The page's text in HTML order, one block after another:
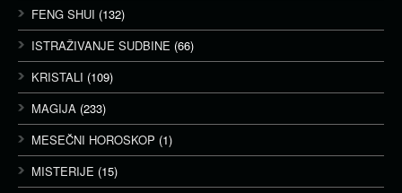
FENG SHUI (132)
ISTRAŽIVANJE SUDBINE (66)
KRISTALI (109)
MAGIJA (233)
MESEČNI HOROSKOP (1)
MISTERIJE (15)